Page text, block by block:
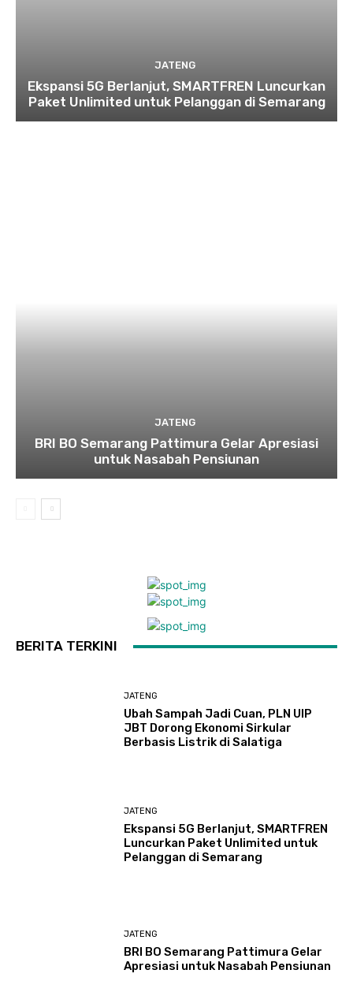
JATENG
Ekspansi 5G Berlanjut, SMARTFREN Luncurkan
Paket Unlimited untuk Pelanggan di Semarang
JATENG
BRI BO Semarang Pattimura Gelar Apresiasi
untuk Nasabah Pensiunan
BERITA TERKINI
JATENG
Ubah Sampah Jadi Cuan, PLN UIP
JBT Dorong Ekonomi Sirkular
Berbasis Listrik di Salatiga
JATENG
Ekspansi 5G Berlanjut, SMARTFREN
Luncurkan Paket Unlimited untuk
Pelanggan di Semarang
JATENG
BRI BO Semarang Pattimura Gelar
Apresiasi untuk Nasabah Pensiunan